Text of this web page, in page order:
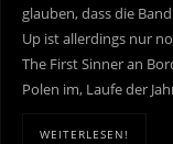
glauben, dass die
Up ist allerdings nur
The First Sinner an
Polen im, Laufe der
WEITERLESEN!